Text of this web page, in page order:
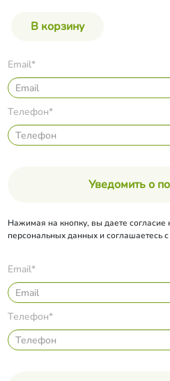
Email*
Телефон*
Уведомить о
Нажимая на кнопку, вы даете согласие
персональных данных и соглашаетесь с
Email*
Телефон*